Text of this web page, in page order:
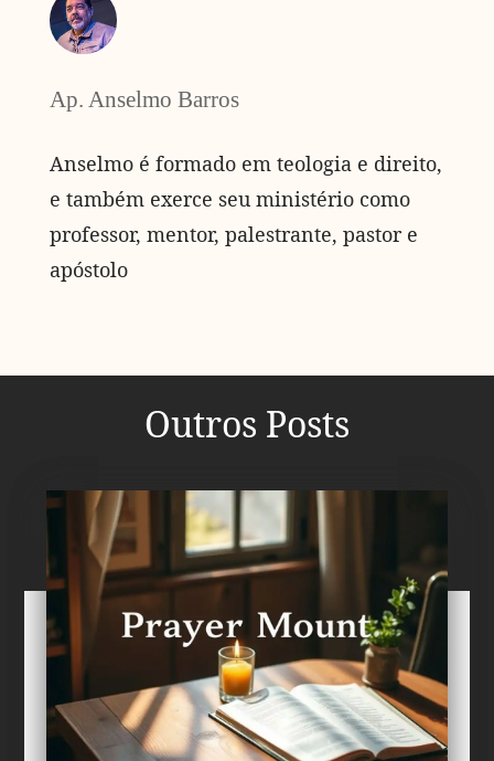
Ap. Anselmo Barros
Anselmo é formado em teologia e direito,
e também exerce seu ministério como
professor, mentor, palestrante, pastor e
apóstolo
Outros Posts